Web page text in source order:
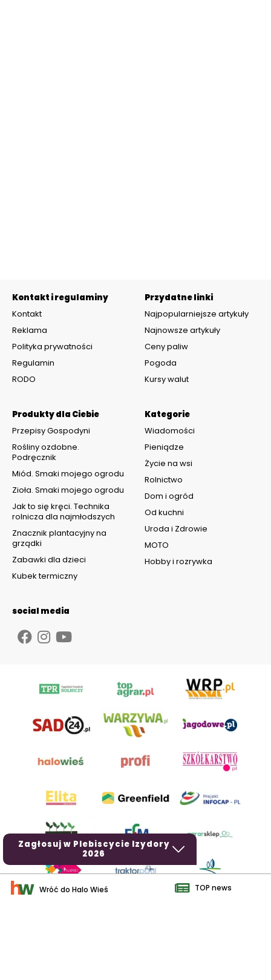
Zagłosuj w Plebiscycie Izydory
2026
Kontakt i regulaminy
Kontakt
Reklama
Polityka prywatności
Regulamin
RODO
Kategorie
Wiadomości
Pieniądze
Życie na wsi
Rolnictwo
Dom i ogród
Od kuchni
Uroda i Zdrowie
MOTO
Hobby i rozrywka
Produkty dla Ciebie
Przepisy Gospodyni
Rośliny ozdobne.
Podręcznik
Miód. Smaki mojego ogrodu
Zioła. Smaki mojego ogrodu
Jak to się kręci. Technika
rolnicza dla najmłodszych
Znacznik plantacyjny na
grządki
Zabawki dla dzieci
Kubek termiczny
Przydatne linki
Najpopularniejsze artykuły
Najnowsze artykuły
Ceny paliw
Pogoda
Kursy walut
social media
Wróć do Halo Wieś TOP news